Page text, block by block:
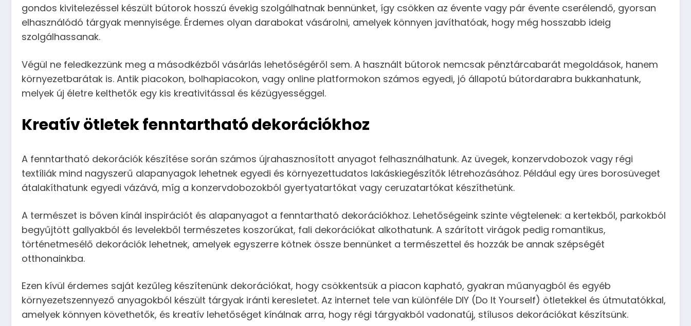
gondos kivitelezéssel készült bútorok hosszú évekig szolgálhatnak bennünket, így csökken az évente vagy pár évente cserélendő, gyorsan
elhasználódó tárgyak mennyisége. Érdemes olyan darabokat vásárolni, amelyek könnyen javíthatóak, hogy még hosszabb ideig
szolgálhassanak.
Végül ne feledkezzünk meg a másodkézből vásárlás lehetőségéről sem. A használt bútorok nemcsak pénztárcabarát megoldások, hanem
környezetbarátak is. Antik piacokon, bolhapiacokon, vagy online platformokon számos egyedi, jó állapotú bútordarabra bukkanhatunk,
melyek új életre kelthetők egy kis kreativitással és kézügyességgel.
Kreatív ötletek fenntartható dekorációkhoz
A fenntartható dekorációk készítése során számos újrahasznosított anyagot felhasználhatunk. Az üvegek, konzervdobozok vagy régi
textíliák mind nagyszerű alapanyagok lehetnek egyedi és környezettudatos lakáskiegészítők létrehozásához. Például egy üres borosüveget
átalakíthatunk egyedi vázává, míg a konzervdobozokból gyertyatartókat vagy ceruzatartókat készíthetünk.
A természet is bőven kínál inspirációt és alapanyagot a fenntartható dekorációkhoz. Lehetőségeink szinte végtelenek: a kertekből, parkokból
begyűjtött gallyakból és levelekből természetes koszorúkat, fali dekorációkat alkothatunk. A szárított virágok pedig romantikus,
történetmesélő dekorációk lehetnek, amelyek egyszerre kötnek össze bennünket a természettel és hozzák be annak szépségét
otthonainkba.
Ezen kívül érdemes saját kezűleg készítenünk dekorációkat, hogy csökkentsük a piacon kapható, gyakran műanyagból és egyéb
környezetszennyező anyagokból készült tárgyak iránti keresletet. Az internet tele van különféle DIY (Do It Yourself) ötletekkel és útmutatókkal,
amelyek könnyen követhetők, és kreatív lehetőséget kínálnak arra, hogy régi tárgyakból vadonatúj, stílusos dekorációkat készítsünk.